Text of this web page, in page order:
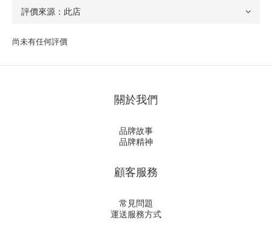
尚未有任何評價
關於我們
品牌故事
品牌精神
顧客服務
常見問題
運送服務方式